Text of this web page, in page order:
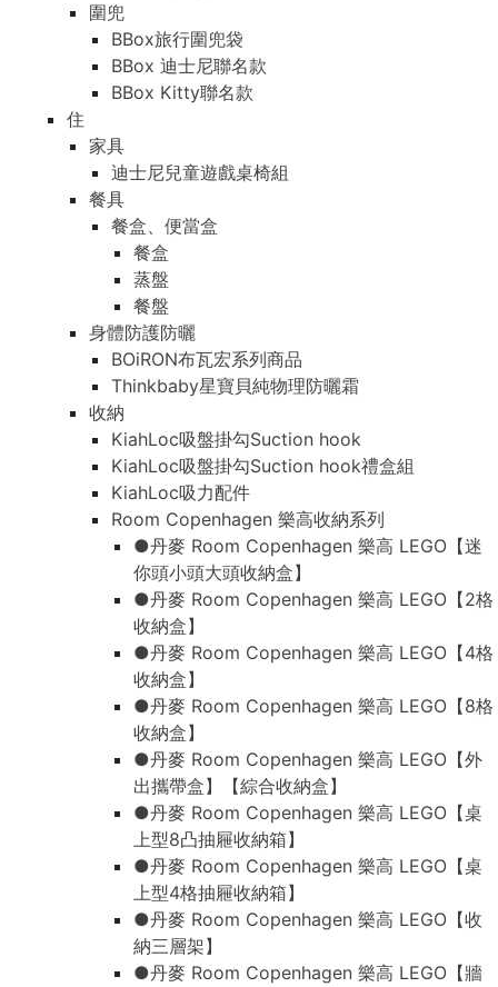
圍兜
BBox旅行圍兜袋
BBox 迪士尼聯名款
BBox Kitty聯名款
住
家具
迪士尼兒童遊戲桌椅組
餐具
餐盒、便當盒
餐盒
蒸盤
餐盤
身體防護防曬
BOiRON布瓦宏系列商品
Thinkbaby星寶貝純物理防曬霜
收納
KiahLoc吸盤掛勾Suction hook
KiahLoc吸盤掛勾Suction hook禮盒組
KiahLoc吸力配件
Room Copenhagen 樂高收納系列
●丹麥 Room Copenhagen 樂高 LEGO【迷
你頭小頭大頭收納盒】
●丹麥 Room Copenhagen 樂高 LEGO【2格
收納盒】
●丹麥 Room Copenhagen 樂高 LEGO【4格
收納盒】
●丹麥 Room Copenhagen 樂高 LEGO【8格
收納盒】
●丹麥 Room Copenhagen 樂高 LEGO【外
出攜帶盒】【綜合收納盒】
●丹麥 Room Copenhagen 樂高 LEGO【桌
上型8凸抽屜收納箱】
●丹麥 Room Copenhagen 樂高 LEGO【桌
上型4格抽屜收納箱】
●丹麥 Room Copenhagen 樂高 LEGO【收
納三層架】
●丹麥 Room Copenhagen 樂高 LEGO【牆